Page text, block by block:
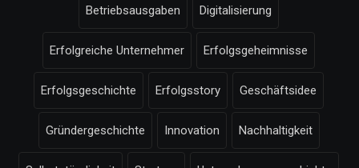
Betriebsausgaben Digitalisierung
Erfolgreiche Unternehmer Erfolgsgeheimnisse
Erfolgsgeschichte Erfolgsstory Geschäftsidee
Gründergeschichte Innovation Nachhaltigkeit